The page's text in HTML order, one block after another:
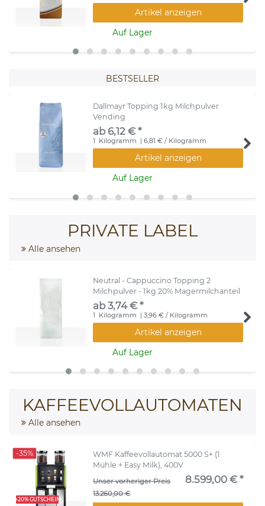
Artikel anzeigen
Auf Lager
BESTSELLER
Dallmayr Topping 1kg Milchpulver
Vending
ab 6,12 € *
1 Kilogramm | 6,81 € / Kilogramm
Artikel anzeigen
Auf Lager
PRIVATE LABEL
Alle ansehen
Neutral - Cappuccino Topping 2
Milchpulver - 1kg 20% Magermilchanteil
ab 3,74 € *
1 Kilogramm | 3,96 € / Kilogramm
Artikel anzeigen
Auf Lager
KAFFEEVOLLAUTOMATEN
Alle ansehen
+20% GUTSCHEIN
-35%
WMF Kaffeevollautomat 5000 S+ (1
Mühle + Easy Milk), 400V
Unser vorheriger Preis
13.260,00 €
8.599,00 € *